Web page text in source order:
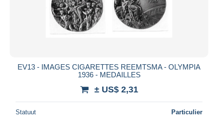
EV13 - IMAGES CIGARETTES REEMTSMA - OLYMPIA
1936 - MEDAILLES
± US$ 2,31
Statuut Particulier